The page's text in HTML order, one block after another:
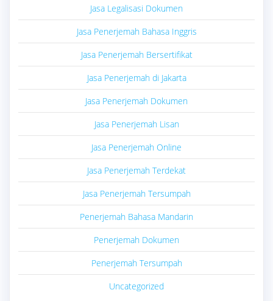
Jasa Legalisasi Dokumen
Jasa Penerjemah Bahasa Inggris
Jasa Penerjemah Bersertifikat
Jasa Penerjemah di Jakarta
Jasa Penerjemah Dokumen
Jasa Penerjemah Lisan
Jasa Penerjemah Online
Jasa Penerjemah Terdekat
Jasa Penerjemah Tersumpah
Penerjemah Bahasa Mandarin
Penerjemah Dokumen
Penerjemah Tersumpah
Uncategorized